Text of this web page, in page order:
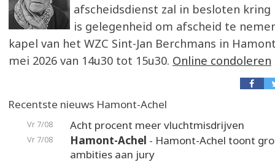
afscheidsdienst zal in besloten kring
is gelegenheid om afscheid te
kapel van het WZC Sint-Jan Berchmans in
mei 2026 van 14u30 tot 15u30. Online condoleren
Recentste nieuws Hamont-Achel
Vr 7/08 Acht procent meer vluchtmisdrijven
Vr 7/08 Hamont-Achel - Hamont-Achel toont
ambities aan jury